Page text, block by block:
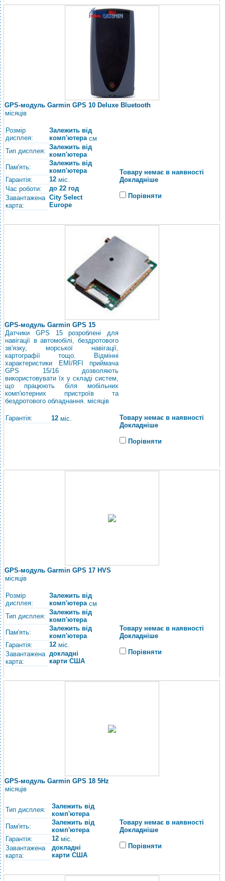
GPS-модуль Garmin GPS 10 Deluxe Bluetooth
місяців
Розмір
дисплея:
Залежить від
комп'ютерасм
Тип дисплея:
Залежить від
комп'ютера
Пам'ять:
Залежить від
комп'ютера
Гарантія:
12 міс.
Час роботи:
до 22 год
Завантажена
карта:
City Select
Europe
Товару немає в наявності
Докладніше
Порівняти
GPS-модуль Garmin GPS 15
Датчики GPS 15 розроблені для
навігації в автомобілі, бездротового
зв'язку, морської навігації,
картографії тощо. Відмінні
характеристики EMI/RFI приймача
GPS 15/16 дозволяють
використовувати їх у складі систем,
що працюють біля мобільних
комп'ютерних пристроїв та
бездротового обладнання. місяців
Гарантія: 12 міс.
Товару немає в наявності
Докладніше
Порівняти
GPS-модуль Garmin GPS 17 HVS
місяців
Розмір
дисплея:
Залежить від
комп'ютерасм
Тип дисплея:
Залежить від
комп'ютера
Пам'ять:
Залежить від
комп'ютера
Гарантія:
12 міс.
Завантажена
карта:
докладні
карти США
Товару немає в наявності
Докладніше
Порівняти
GPS-модуль Garmin GPS 18 5Hz
місяців
Тип дисплея:
Залежить від
комп'ютера
Пам'ять:
Залежить від
комп'ютера
Гарантія:
12 міс.
Завантажена
карта:
докладні
карти США
Товару немає в наявності
Докладніше
Порівняти